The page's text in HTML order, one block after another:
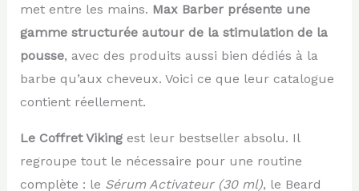
met entre les mains. Max Barber présente une
gamme structurée autour de la stimulation de la
pousse, avec des produits aussi bien dédiés à la
barbe qu’aux cheveux. Voici ce que leur catalogue
contient réellement.
Le Coffret Vikingest leur bestseller absolu. Il
regroupe tout le nécessaire pour une routine
complète : le Sérum Activateur (30 ml), le Beard